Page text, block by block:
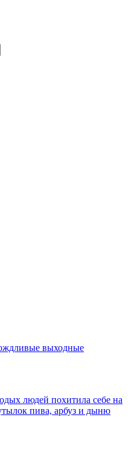
выходные
людей похитила себе на
пива, арбуз и дыню